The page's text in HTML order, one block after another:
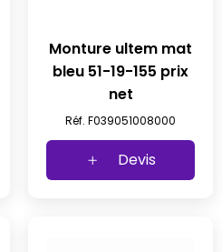
Monture ultem mat
bleu 51-19-155 prix
net
Réf. F039051008000
Devis